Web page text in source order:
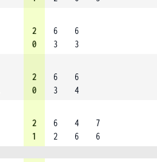
2
0
6
3
6
3
2
0
6
3
6
4
2
1
6
2
4
6
7
6